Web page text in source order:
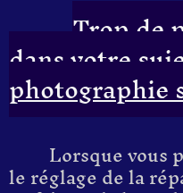
Trop de
dans votre
photographie
Lorsque vous
le réglage de la